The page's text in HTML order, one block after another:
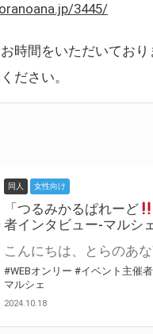
3445/
時間をいただいており
ださい。
同人 女性向け
「つるみかるぱれーど
者インタビュー-マルシ
#WEBオンリー #イベント主催
マルシェ
2024.10.18